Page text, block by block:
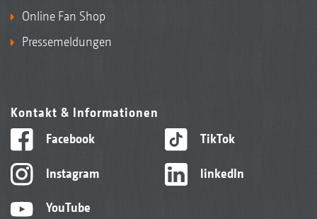
Online Fan Shop
Pressemeldungen
Kontakt & Informationen
Facebook
Instagram
YouTube
TikTok
linkedIn